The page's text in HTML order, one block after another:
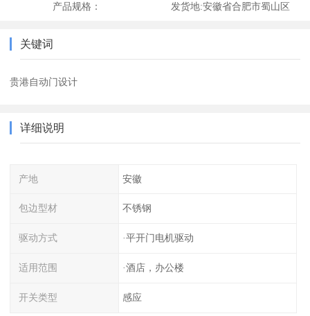
产品规格： 发货地:安徽省合肥市蜀山区
关键词
贵港自动门设计
详细说明
产地 安徽
包边型材 不锈钢
驱动方式 ·平开门电机驱动
适用范围 ·酒店，办公楼
开关类型 感应